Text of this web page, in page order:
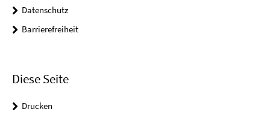
Datenschutz
Barrierefreiheit
Diese Seite
Drucken